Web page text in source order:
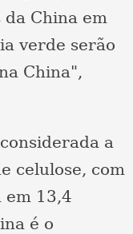
China em
verde serão
China",
a
celulose, com
em 13,4
é o